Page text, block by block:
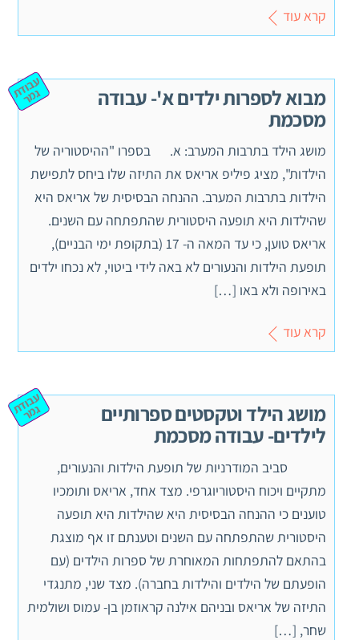
קרא עוד
מבוא לספרות ילדים א'- עבודה
מסכמת
ע
ב
וד
ת ג
מ
ר
מושג הילד בתרבות המערב: א. בספרו "ההיסטוריה של
הילדות", מציג פיליפ אריאס את התיזה שלו ביחס לתפישת
הילדות בתרבות המערב. ההנחה הבסיסית של אריאס היא
שהילדות היא תופעה היסטורית שהתפתחה עם השנים.
אריאס טוען, כי עד המאה ה- 17 (בתקופת ימי הבניים),
תופעת הילדות והנעורים לא באה לידי ביטוי, לא נכחו ילדים
באירופה ולא באו […]
קרא עוד
מושג הילד וטקסטים ספרותיים
לילדים- עבודה מסכמת
ע
ב
וד
ת ג
מ
ר
סביב המודרניות של תופעת הילדות והנעורים,
מתקיים ויכוח היסטוריוגרפי. מצד אחד, אריאס ותומכיו
טוענים כי ההנחה הבסיסית היא שהילדות היא תופעה
היסטורית שהתפתחה עם השנים וטענתם זו אף מוצגת
בהתאם להתפתחות המאוחרת של ספרות הילדים (עם
הופעתם של הילדים והילדות בחברה). מצד שני, מתנגדי
התיזה של אריאס ובניהם אילנה קראוזמן בן- עמוס ושולמית
שחר, […]